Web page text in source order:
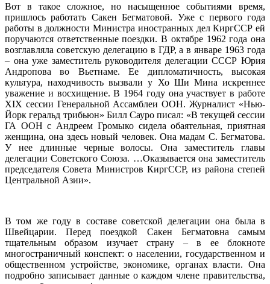
Вот в такое сложное, но насыщенное событиями время,
пришлось работать Сакен Бегматовой. Уже с первого года
работы в должности Министра иностранных дел КиргССР ей
поручаются ответственные поездки. В октябре 1962 года она
возглавляла советскую делегацию в ГДР, а в январе 1963 года
– она уже заместитель руководителя делегации СССР Юрия
Андропова во Вьетнаме. Ее дипломатичность, высокая
культура, находчивость вызвали у Хо Ши Мина искреннее
уважение и восхищение. В 1964 году она участвует в работе
XIX сессии Генеральной Ассамблеи ООН. Журналист «Нью-
Йорк геральд трибьюн» Билл Сауро писал: «В текущей сессии
ГА ООН с Андреем Громыко сидела обаятельная, приятная
женщина, она здесь новый человек. Она мадам С. Бегматова.
У нее длинные черные волосы. Она заместитель главы
делегации Советского Союза. …Оказывается она заместитель
председателя Совета Министров КиргССР, из района степей
Центральной Азии».
В том же году в составе советской делегации она была в
Швейцарии. Перед поездкой Сакен Бегматовна самым
тщательным образом изучает страну – в ее блокноте
многостраничный конспект: о населении, государственном и
общественном устройстве, экономике, органах власти. Она
подробно записывает данные о каждом члене правительства,